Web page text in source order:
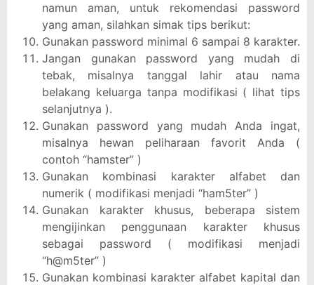
namun aman, untuk rekomendasi password
yang aman, silahkan simak tips berikut:
Gunakan password minimal 6 sampai 8 karakter.
Jangan gunakan password yang mudah di
tebak, misalnya tanggal lahir atau nama
belakang keluarga tanpa modifikasi ( lihat tips
selanjutnya ).
Gunakan password yang mudah Anda ingat,
misalnya hewan peliharaan favorit Anda (
contoh “hamster” )
Gunakan kombinasi karakter alfabet dan
numerik ( modifikasi menjadi “ham5ter” )
Gunakan karakter khusus, beberapa sistem
mengijinkan penggunaan karakter khusus
sebagai password ( modifikasi menjadi
“h@m5ter” )
Gunakan kombinasi karakter alfabet kapital dan